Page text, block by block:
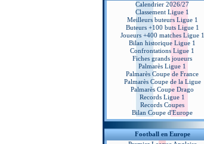
Calendrier 2026/27
Classement Ligue 1
Meilleurs buteurs Ligue 1
Buteurs +100 buts Ligue 1
Joueurs +400 matches Ligue 1
Bilan historique Ligue 1
Confrontations Ligue 1
Fiches grands joueurs
Palmarès Ligue 1
Palmarès Coupe de France
Palmarès Coupe de la Ligue
Palmarès Coupe Drago
Records Ligue 1
Records Coupes
Bilan Coupe d'Europe
Football en Europe